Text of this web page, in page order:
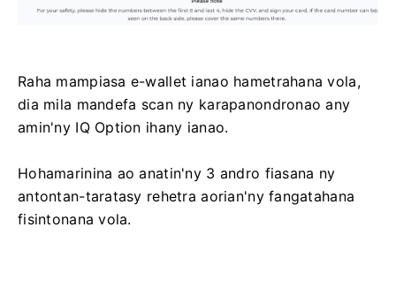
Raha mampiasa e-wallet ianao hametrahana vola,
dia mila mandefa scan ny karapanondronao any
amin'ny IQ Option ihany ianao.
Hohamarinina ao anatin'ny 3 andro fiasana ny
antontan-taratasy rehetra aorian'ny fangatahana
fisintonana vola.